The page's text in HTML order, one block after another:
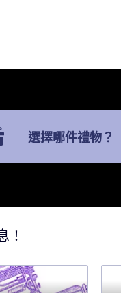
選擇哪件禮物？
！